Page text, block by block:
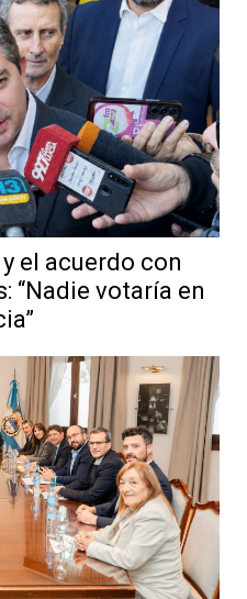
el acuerdo con
“Nadie votaría en